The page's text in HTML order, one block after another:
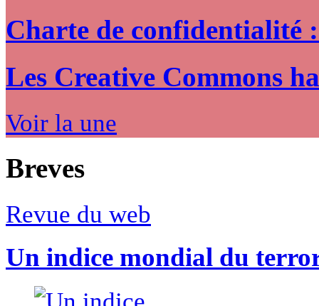
Charte de confidentialité
Les Creative Commons
Voir la une
Breves
Revue du web
Un indice mondial du